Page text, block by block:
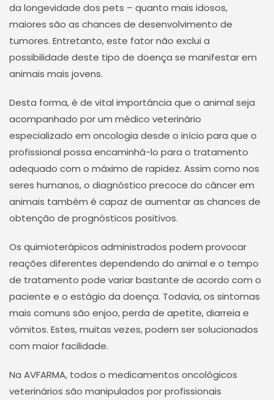
da longevidade dos pets – quanto mais idosos,
maiores são as chances de desenvolvimento de
tumores. Entretanto, este fator não exclui a
possibilidade deste tipo de doença se manifestar em
animais mais jovens.
Desta forma, é de vital importância que o animal seja
acompanhado por um médico veterinário
especializado em oncologia desde o início para que o
profissional possa encaminhá-lo para o tratamento
adequado com o máximo de rapidez. Assim como nos
seres humanos, o diagnóstico precoce do câncer em
animais também é capaz de aumentar as chances de
obtenção de prognósticos positivos.
Os quimioterápicos administrados podem provocar
reações diferentes dependendo do animal e o tempo
de tratamento pode variar bastante de acordo com o
paciente e o estágio da doença. Todavia, os sintomas
mais comuns são enjoo, perda de apetite, diarreia e
vômitos. Estes, muitas vezes, podem ser solucionados
com maior facilidade.
Na AVFARMA, todos o medicamentos oncológicos
veterinários são manipulados por profissionais